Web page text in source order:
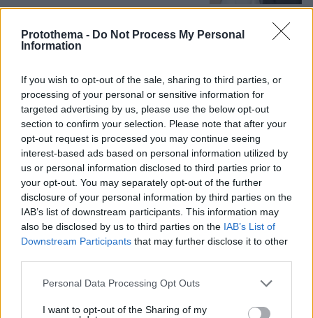
Protothema - Do Not Process My Personal
Information
If you wish to opt-out of the sale, sharing to third parties, or
processing of your personal or sensitive information for
targeted advertising by us, please use the below opt-out
section to confirm your selection. Please note that after your
opt-out request is processed you may continue seeing
interest-based ads based on personal information utilized by
us or personal information disclosed to third parties prior to
your opt-out. You may separately opt-out of the further
disclosure of your personal information by third parties on the
IAB’s list of downstream participants. This information may
also be disclosed by us to third parties on the IAB’s List of
Downstream Participants that may further disclose it to other
Please note that this website/app uses one or more Google
not limited to your visit or usage behaviour. You may click to
Personal Data Processing Opt Outs
I want to opt-out of the Sharing of my
Πέθανε το άσπρο κουτάβι που
συμβίωνε με αγέλη λύκων στην
μικρέ, δείτε βίντεο
06.08.2026, 16:39 144
Δημήτρης Ξανθάκης: Η γνήσια λαϊκή
φωνή, οι συνεργασίες, τα κορυφαία
του τραγούδια, γιατί δεν έκανε
καριέρα σε μεγάλες πίστες
06.08.2026, 16:32
55χρονος στην Κρήτη πείσθηκε ότι
αποδόσεις σε μετοχές και έχασε